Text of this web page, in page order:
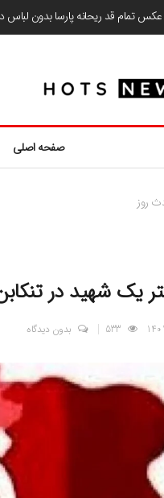
عکس تمام قد ریحانه پارسا بدون
صفحه اصلی
روز
یک شهید در
بدون دیدگاه